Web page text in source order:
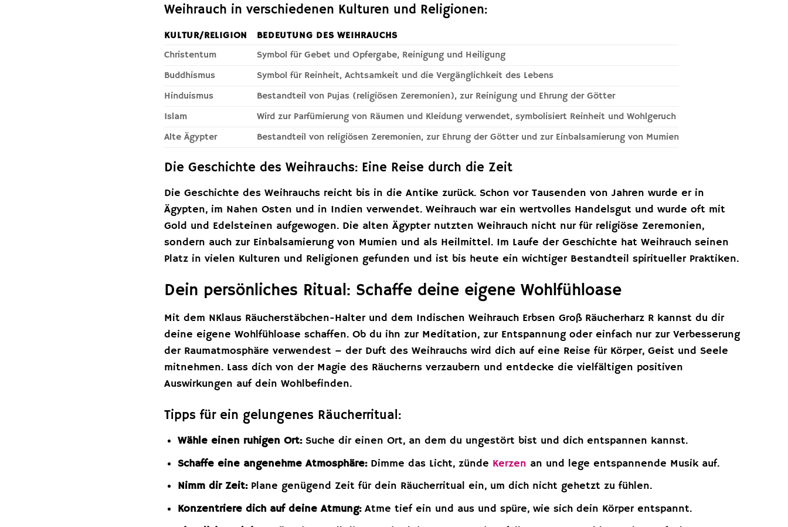
Weihrauch in verschiedenen Kulturen und Religionen:
KULTUR/RELIGION
BEDEUTUNG DES WEIHRAUCHS
Christentum
Symbol für Gebet und Opfergabe, Reinigung und Heiligung
Buddhismus
Symbol für Reinheit, Achtsamkeit und die Vergänglichkeit des Lebens
Hinduismus
Bestandteil von Pujas (religiösen Zeremonien), zur Reinigung und Ehrung der Götter
Islam
Wird zur Parfümierung von Räumen und Kleidung verwendet, symbolisiert Reinheit und Wohlgeruch
Alte Ägypter
Bestandteil von religiösen Zeremonien, zur Ehrung der Götter und zur Einbalsamierung von Mumien
Die Geschichte des Weihrauchs: Eine Reise durch die Zeit
Die Geschichte des Weihrauchs reicht bis in die Antike zurück. Schon vor Tausenden von Jahren wurde er in
Ägypten, im Nahen Osten und in Indien verwendet. Weihrauch war ein wertvolles Handelsgut und wurde oft mit
Gold und Edelsteinen aufgewogen. Die alten Ägypter nutzten Weihrauch nicht nur für religiöse Zeremonien,
sondern auch zur Einbalsamierung von Mumien und als Heilmittel. Im Laufe der Geschichte hat Weihrauch seinen
Platz in vielen Kulturen und Religionen gefunden und ist bis heute ein wichtiger Bestandteil spiritueller Praktiken.
Dein persönliches Ritual: Schaffe deine eigene Wohlfühloase
Mit dem NKlaus Räucherstäbchen-Halter und dem Indischen Weihrauch Erbsen Groß Räucherharz R kannst du dir
deine eigene Wohlfühloase schaffen. Ob du ihn zur Meditation, zur Entspannung oder einfach nur zur Verbesserung
der Raumatmosphäre verwendest – der Duft des Weihrauchs wird dich auf eine Reise für Körper, Geist und Seele
mitnehmen. Lass dich von der Magie des Räucherns verzaubern und entdecke die vielfältigen positiven
Auswirkungen auf dein Wohlbefinden.
Tipps für ein gelungenes Räucherritual:
Wähle einen ruhigen Ort:Suche dir einen Ort, an dem du ungestört bist und dich entspannen kannst.
Schaffe eine angenehme Atmosphäre:Dimme das Licht, zünde Kerzen an und lege entspannende Musik auf.
Nimm dir Zeit:Plane genügend Zeit für dein Räucherritual ein, um dich nicht gehetzt zu fühlen.
Konzentriere dich auf deine Atmung:Atme tief ein und aus und spüre, wie sich dein Körper entspannt.